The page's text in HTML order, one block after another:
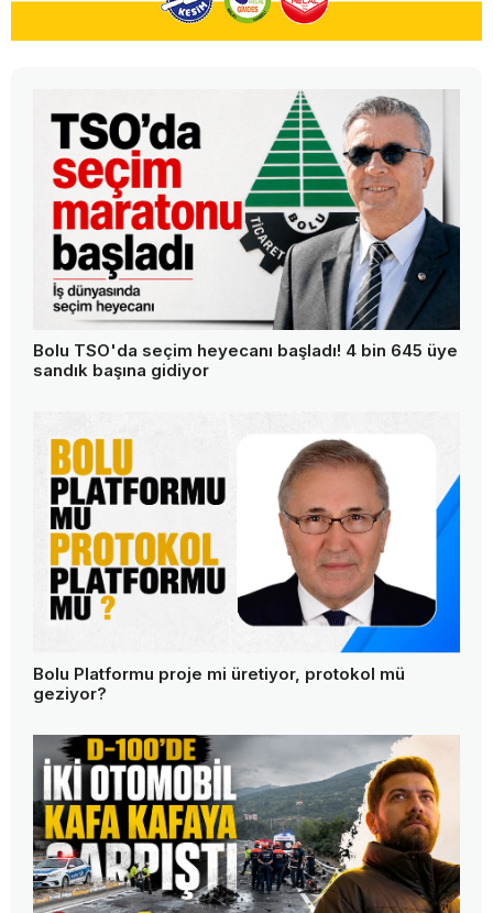
Bolu TSO'da seçim heyecanı başladı! 4 bin 645 üye
sandık başına gidiyor
Bolu Platformu proje mi üretiyor, protokol mü
geziyor?